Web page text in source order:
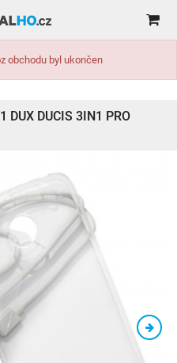
obchodu byl ukončen
DUX DUCIS 3IN1 PRO